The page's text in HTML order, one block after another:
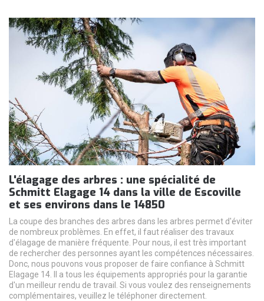
L'élagage des arbres : une spécialité de
Schmitt Elagage 14 dans la ville de Escoville
et ses environs dans le 14850
La coupe des branches des arbres dans les arbres permet d'éviter
de nombreux problèmes. En effet, il faut réaliser des travaux
d'élagage de manière fréquente. Pour nous, il est très important
de rechercher des personnes ayant les compétences nécessaires.
Donc, nous pouvons vous proposer de faire confiance à Schmitt
Elagage 14. Il a tous les équipements appropriés pour la garantie
d'un meilleur rendu de travail. Si vous voulez des renseignements
complémentaires, veuillez le téléphoner directement.